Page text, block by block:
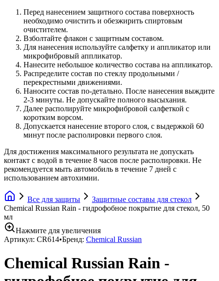
Перед нанесением защитного состава поверхность
необходимо очистить и обезжирить спиртовым
очистителем.
Взболтайте флакон с защитным составом.
Для нанесения используйте салфетку и аппликатор или
микрофибровый аппликатор.
Нанесите небольшое количество состава на аппликатор.
Распределите состав по стеклу продольными /
перекрестными движениями.
Наносите состав по-детально. После нанесения выждите
2-3 минуты. Не допускайте полного высыхания.
Далее располируйте микрофибровой салфеткой с
коротким ворсом.
Допускается нанесение второго слоя, с выдержкой 60
минут после располировки первого слоя.
Для достижения максимального результата не допускать
контакт с водой в течение 8 часов после располировки. Не
рекомендуется мыть автомобиль в течение 7 дней с
использованием автохимии.
Все для защиты
Защитные составы для стекол
Chemical Russian Rain - гидрофобное покрытие для стекол, 50
мл
Нажмите для увеличения
Артикул: CR614•Бренд: Chemical Russian
Chemical Russian Rain -